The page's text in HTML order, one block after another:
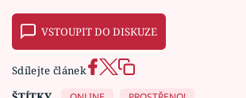
VSTOUPIT DO DISKUZE
Sdílejte článek